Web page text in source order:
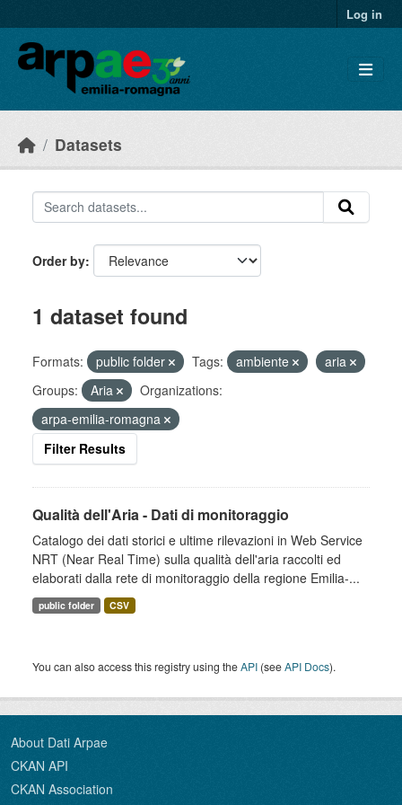
Log in
Datasets
Order by
1 dataset found
Formats: public folder Tags: ambiente
aria
Groups:
Aria
Organizations:
arpa-emilia-romagna
Filter Results
Qualità dell'Aria - Dati di monitoraggio
Catalogo dei dati storici e ultime rilevazioni in Web Service
NRT (Near Real Time) sulla qualità dell'aria raccolti ed
elaborati dalla rete di monitoraggio della regione Emilia-...
public folder CSV
You can also access this registry using theAPI (seeAPI Docs).
About Dati Arpae
CKAN API
CKAN Association